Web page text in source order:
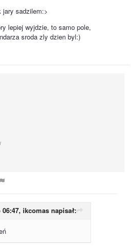
sadzilem:>
lepiej wyjdzie, to samo pole,
sroda zly dzien byl:)
06:47, ikcomas napisał: